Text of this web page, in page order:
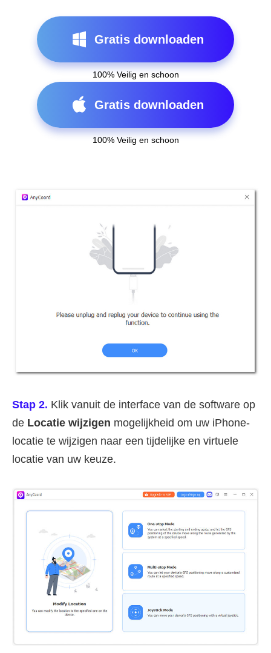
Gratis downloaden
100% Veilig en schoon
Gratis downloaden
100% Veilig en schoon
Stap 2. Klik vanuit de interface van de software op
de Locatie wijzigen mogelijkheid om uw iPhone-
locatie te wijzigen naar een tijdelijke en virtuele
locatie van uw keuze.